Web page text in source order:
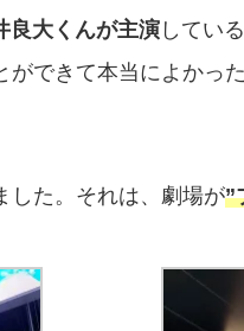
良大くんが主演 してい
できて本当によかっ
した。それは、劇場が”